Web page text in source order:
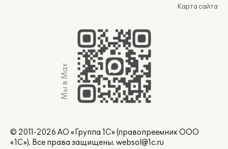
Карта сайта
Мы в Max
© 2011-2026 АО «Группа 1С» (правопреемник ООО
«1С»). Все права защищены. websol@1c.ru